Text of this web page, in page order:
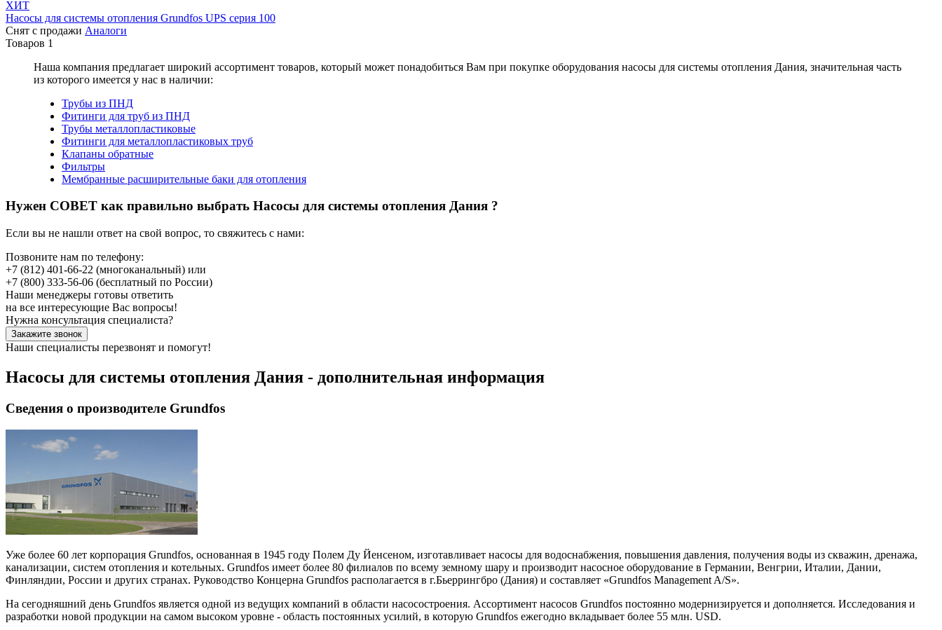
ХИТ
Насосы для системы отопления Grundfos UPS серия 100
Снят с продажи Аналоги
Товаров 1
Наша компания предлагает широкий ассортимент товаров, который может понадобиться Вам при покупке оборудования насосы для системы отопления Дания, значительная часть
из которого имеется у нас в наличии:
Трубы из ПНД
Фитинги для труб из ПНД
Трубы металлопластиковые
Фитинги для металлопластиковых труб
Клапаны обратные
Фильтры
Мембранные расширительные баки для отопления
Нужен СОВЕТ как правильно выбрать Насосы для системы отопления Дания ?
Если вы не нашли ответ на свой вопрос, то свяжитесь с нами:
Позвоните нам по телефону:
+7 (812) 401-66-22 (многоканальный) или
+7 (800) 333-56-06 (бесплатный по России)
Наши менеджеры готовы ответить
на все интересующие Вас вопросы!
Нужна консультация специалиста?
Закажите звонок
Наши специалисты перезвонят и помогут!
Насосы для системы отопления Дания - дополнительная информация
Сведения о производителе Grundfos
Уже более 60 лет корпорация Grundfos, основанная в 1945 году Полем Ду Йенсеном, изготавливает насосы для водоснабжения, повышения давления, получения воды из скважин, дренажа,
канализации, систем отопления и котельных. Grundfos имеет более 80 филиалов по всему земному шару и производит насосное оборудование в Германии, Венгрии, Италии, Дании,
Финляндии, России и других странах. Руководство Концерна Grundfos располагается в г.Бьеррингбро (Дания) и составляет «Grundfos Management A/S».
На сегодняшний день Grundfos является одной из ведущих компаний в области насосостроения. Ассортимент насосов Grundfos постоянно модернизируется и дополняется. Исследования и
разработки новой продукции на самом высоком уровне - область постоянных усилий, в которую Grundfos ежегодно вкладывает более 55 млн. USD.